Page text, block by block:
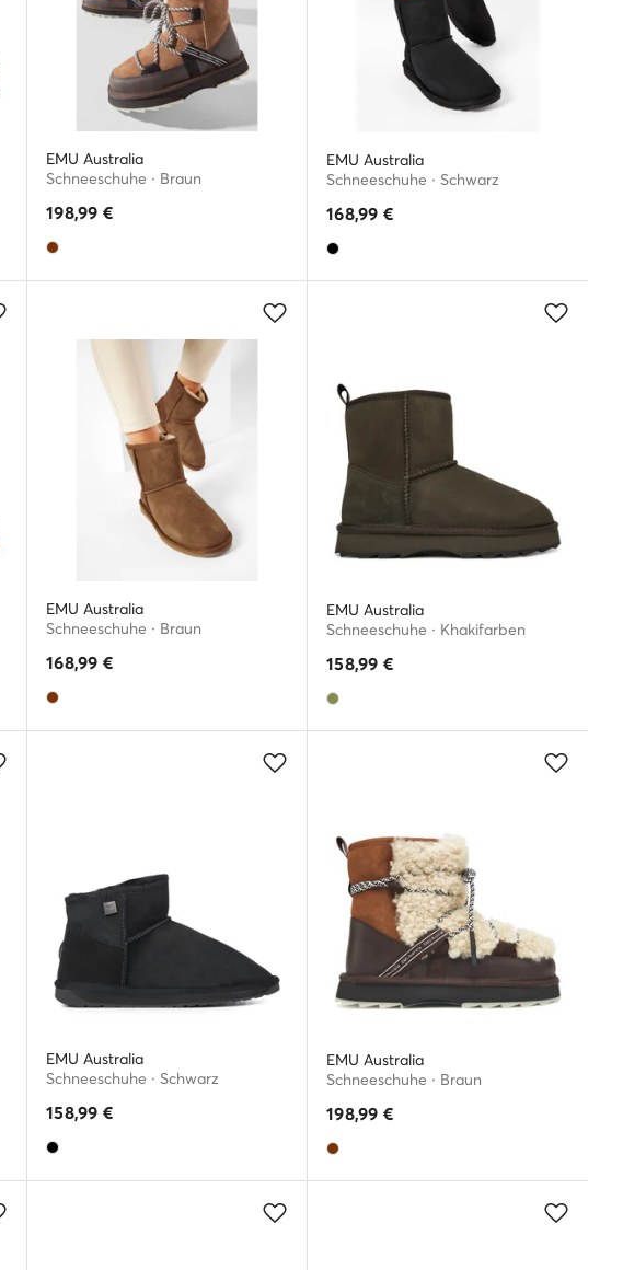
EMU Australia
Schneeschuhe · Braun
198,99 €
EMU Australia
Schneeschuhe · Schwarz
168,99 €
EMU Australia
Schneeschuhe · Braun
168,99 €
EMU Australia
Schneeschuhe · Khakifarben
158,99 €
EMU Australia
Schneeschuhe · Schwarz
158,99 €
EMU Australia
Schneeschuhe · Braun
198,99 €